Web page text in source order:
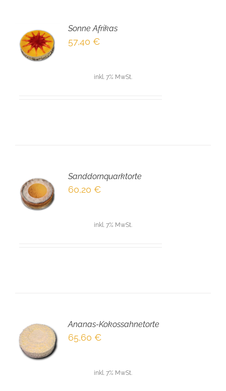
Sonne Afrikas
57,40 €
inkl. 7% MwSt.
Sanddornquarktorte
60,20 €
inkl. 7% MwSt.
Ananas-Kokossahnetorte
65,60 €
inkl. 7% MwSt.